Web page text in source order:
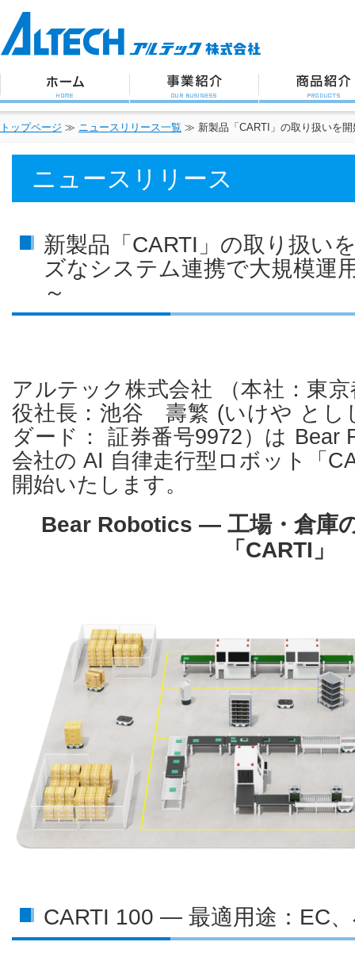
トップページ ≫ ニュースリリース一覧 ≫ 新製品「CARTI」の取り扱いを
ニュースリリース
新製品「CARTI」の取り扱い
ズなシステム連携で大規模運
～
アルテック株式会社 （本社：東
役社長：池谷 壽繁 (いけや とし
ダード： 証券番号9972）は Bear
会社の AI 自律走行型ロボット「
開始いたします。
Bear Robotics ― 工場・倉庫
「CARTI」
CARTI 100 ― 最適用途：EC